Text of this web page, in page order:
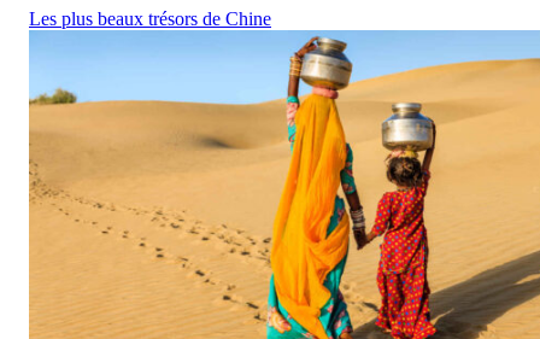
Les plus beaux trésors de Chine